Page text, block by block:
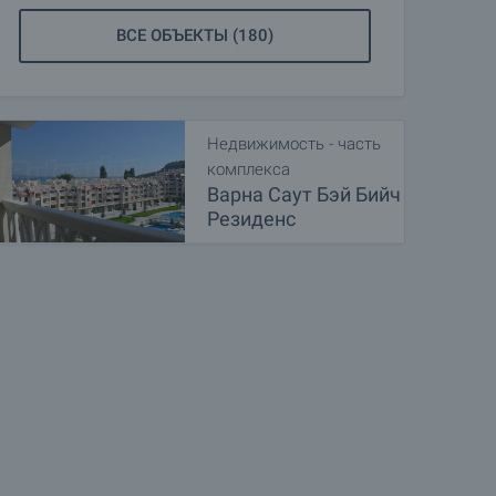
ВСЕ ОБЪЕКТЫ (180)
Недвижимость - часть
комплекса
Варна Саут Бэй Бийч
Резиденс